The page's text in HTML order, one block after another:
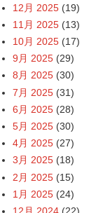
12月 2025 (19)
11月 2025 (13)
10月 2025 (17)
9月 2025 (29)
8月 2025 (30)
7月 2025 (31)
6月 2025 (28)
5月 2025 (30)
4月 2025 (27)
3月 2025 (18)
2月 2025 (15)
1月 2025 (24)